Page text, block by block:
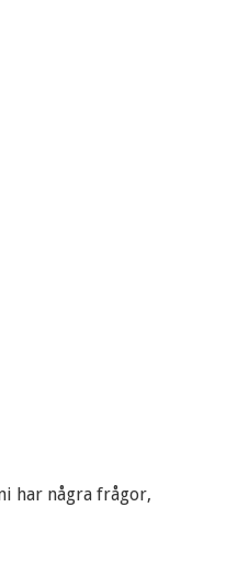
har några frågor,